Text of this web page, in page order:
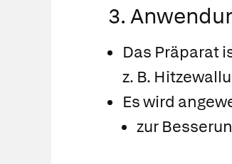
3.
Das Präparat
z. B.
Es wird
zur